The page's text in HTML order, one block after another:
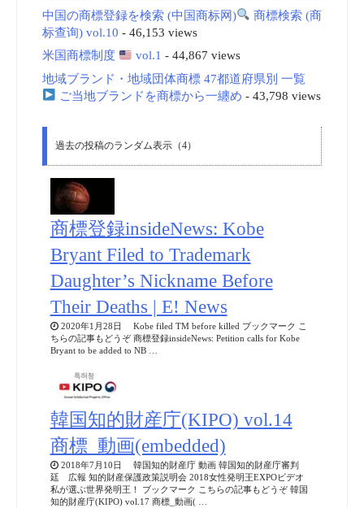
中国の商標登録を検索 (中国商标网)
商標検索 (商
标查询) vol.10 - 46,153 views
米国商標制度
vol.1 - 44,867 views
地域ブランド・地域団体商標 47都道府県別 一覧
ご当地ブランドを商標から一纏め - 43,798 views
過去の投稿のランダム表示（4）
商標登録insideNews: Kobe
Bryant Filed to Trademark
Daughter’s Nickname Before
Their Deaths | E! News
2020年1月28日 Kobe filed TM before killed ブックマーク こ
ちらの記事もどうぞ 商標登録insideNews: Petition calls for Kobe
Bryant to be added to NB …
韓国知的財産庁(KIPO) vol.14
商標_動画(embedded)
2018年7月10日 韓国知的財産庁 動画 韓国知的財産庁審判
廷 広報 知的財産保護政策説明会 2018女性発明王EXPOビデオ
私が選ぶ世界発明王！ ブックマーク こちらの記事もどうぞ 韓国
知的財産庁(KIPO) vol.17 商標_動画( …